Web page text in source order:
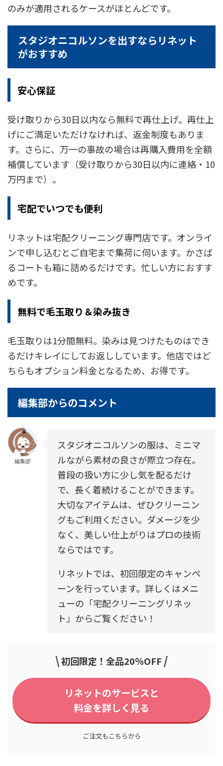
のみが適用されるケースがほとんどです。
スタジオニコルソンを出すならリネット
がおすすめ
安心保証
受け取りから30日以内なら無料で再仕上げ。再仕上
げにご満足いただけなければ、返金制度もありま
す。さらに、万一の事故の場合は再購入費用を全額
補償しています（受け取りから30日以内に連絡・10
万円まで）。
宅配でいつでも便利
リネットは宅配クリーニング専門店です。オンライ
ンで申し込むとご自宅まで集荷に伺います。かさば
るコートも箱に詰めるだけです。忙しい方におすす
めです。
無料で毛玉取り＆染み抜き
毛玉取りは1分間無料。染みは見つけたものはでき
るだけキレイにしてお返ししています。他店ではど
ちらもオプション料金となるため、お得です。
編集部からのコメント
編集部
スタジオニコルソンの服は、ミニマ
ルながら素材の良さが際立つ存在。
普段の扱い方に少し気を配るだけ
で、長く着続けることができます。
大切なアイテムは、ぜひクリーニン
グもご利用ください。ダメージを少
なく、美しい仕上がりはプロの技術
ならではです。
リネットでは、初回限定のキャンペ
ーンを行っています。詳しくはメニ
ューの「宅配クリーニングリネッ
ト」からご覧ください！
\初回限定！全品20％OFF /
リネットのサービスと
料金を詳しく見る
ご注文もこちらから